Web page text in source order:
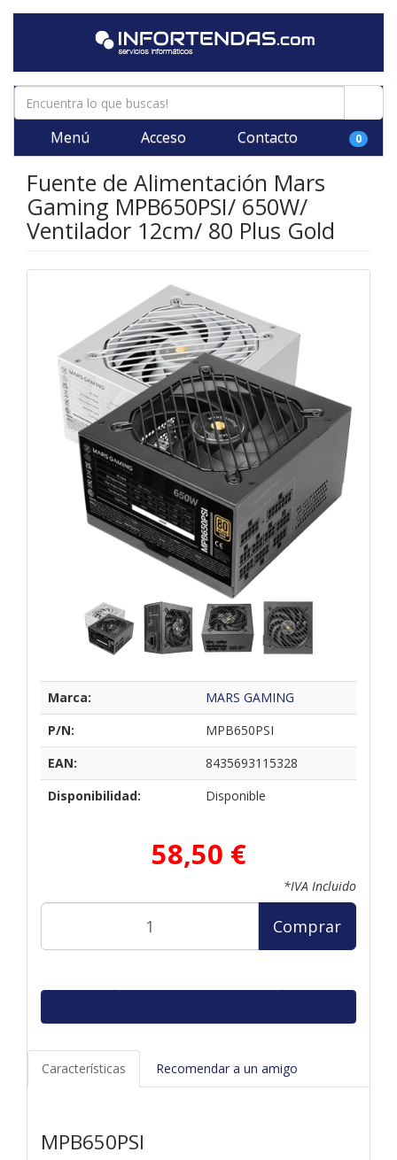
Menú Acceso Contacto 0
Fuente de Alimentación Mars
Gaming MPB650PSI/ 650W/
Ventilador 12cm/ 80 Plus Gold
Marca:
MARS GAMING
P/N:
MPB650PSI
EAN:
8435693115328
Disponibilidad:
Disponible
58,50 €
*IVA Incluido
Comprar
Características Recomendar a un amigo
MPB650PSI